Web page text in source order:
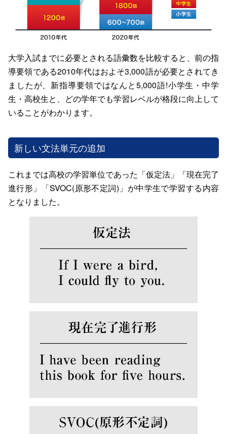
大学入試までに必要とされる語彙数を比較すると、前の指
導要領である2010年代はおよそ3,000語が必要とされてき
ましたが、新指導要領ではなんと5,000語!小学生・中学
生・高校生と、どの学年でも学習レベルが格段に向上して
いることがわかります。
新しい文法単元の追加
これまでは高校の学習単位であった「仮定法」「現在完了
進行形」「SVOC(原形不定詞)」が中学生で学習する内容
となりました。